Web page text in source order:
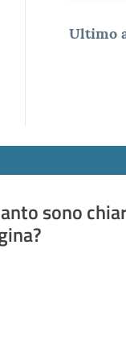
Ultimo
sono